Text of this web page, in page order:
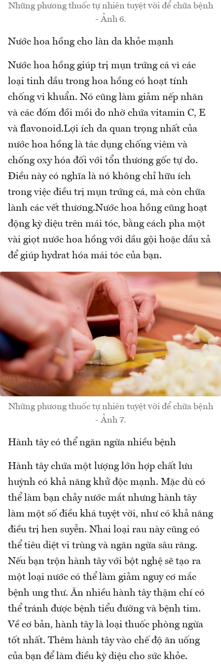
Những phương thuốc tự nhiên tuyệt vời để chữa bệnh
- Ảnh 6.
Nước hoa hồng cho làn da khỏe mạnh
Nước hoa hồng giúp trị mụn trứng cá vì các
loại tinh dầu trong hoa hồng có hoạt tính
chống vi khuẩn. Nó cũng làm giảm nếp nhăn
và các đốm đồi mồi do nhờ chứa vitamin C, E
và flavonoid.Lợi ích da quan trọng nhất của
nước hoa hồng là tác dụng chống viêm và
chống oxy hóa đối với tổn thương gốc tự do.
Điều này có nghĩa là nó không chỉ hữu ích
trong việc điều trị mụn trứng cá, mà còn chữa
lành các vết thương.Nước hoa hồng cũng hoạt
động kỳ diệu trên mái tóc, bằng cách pha một
vài giọt nước hoa hồng với dầu gội hoặc dầu xả
để giúp hydrat hóa mái tóc của bạn.
Những phương thuốc tự nhiên tuyệt vời để chữa bệnh
- Ảnh 7.
Hành tây có thể ngăn ngừa nhiều bệnh
Hành tây chứa một lượng lớn hợp chất lưu
huỳnh có khả năng khử độc mạnh. Mặc dù có
thể làm bạn chảy nước mắt nhưng hành tây
làm một số điều khá tuyệt vời, như có khả năng
điều trị hen suyễn. Nhai loại rau này cũng có
thể tiêu diệt vi trùng và ngăn ngừa sâu răng.
Nếu bạn trộn hành tây với bột nghệ sẽ tạo ra
một loại nước có thể làm giảm nguy cơ mắc
bệnh ung thư. Ăn nhiều hành tây thậm chí có
thể tránh được bệnh tiểu đường và bệnh tim.
Về cơ bản, hành tây là loại thuốc phòng ngừa
tốt nhất. Thêm hành tây vào chế độ ăn uống
của bạn để làm điều kỳ diệu cho sức khỏe.